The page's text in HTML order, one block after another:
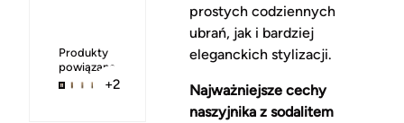
Produkty
powiązane
+2
prostych codziennych
ubrań, jak i bardziej
eleganckich stylizacji.
Najważniejsze cechy
naszyjnika z sodalitem